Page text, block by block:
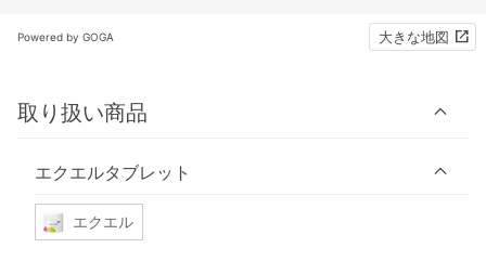
Powered by GOGA 大きな地図
取り扱い商品
エクエルタブレット
エクエル